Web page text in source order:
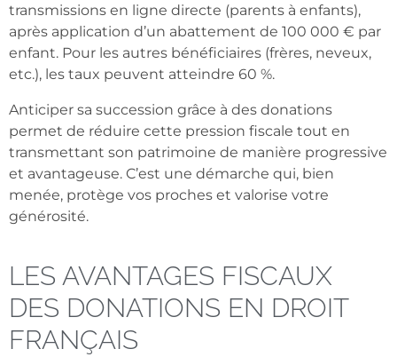
transmissions en ligne directe (parents à enfants),
après application d’un abattement de 100 000 € par
enfant. Pour les autres bénéficiaires (frères, neveux,
etc.), les taux peuvent atteindre 60 %.
Anticiper sa succession grâce à des donations
permet de réduire cette pression fiscale tout en
transmettant son patrimoine de manière progressive
et avantageuse. C’est une démarche qui, bien
menée, protège vos proches et valorise votre
générosité.
LES AVANTAGES FISCAUX
DES DONATIONS EN DROIT
FRANÇAIS